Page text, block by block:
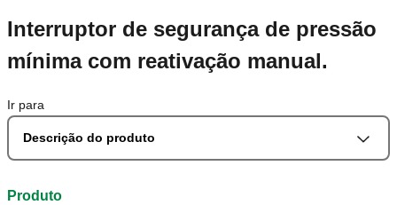
Interruptor de segurança de pressão
mínima com reativação manual.
Ir para
Descrição do produto
Produto